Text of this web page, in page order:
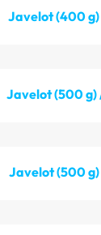
Javelot (400 g)
Javelot (500 g)
Javelot (500 g)